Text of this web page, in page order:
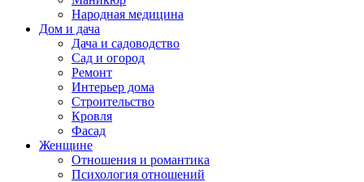
Народная медицина
Дом и дача
Дача и садоводство
Сад и огород
Ремонт
Интерьер дома
Строительство
Кровля
Фасад
Женщине
Отношения и романтика
Психология отношений